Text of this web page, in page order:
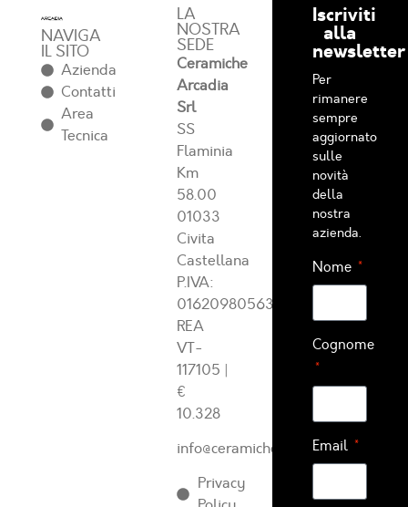
NAVIGA
IL SITO
Azienda
Contatti
Area
Tecnica
LA
NOSTRA
SEDE
Ceramiche
Arcadia
Srl
SS
Flaminia
Km
58.00
01033
Civita
Castellana
P.IVA:
01620980563
REA
VT-
117105 |
€
10.328
info@ceramichearcadia.com
Privacy
Iscriviti
alla
newsletter
Per
rimanere
sempre
aggiornato
sulle
novità
della
nostra
azienda.
Nome
Cognome
Email